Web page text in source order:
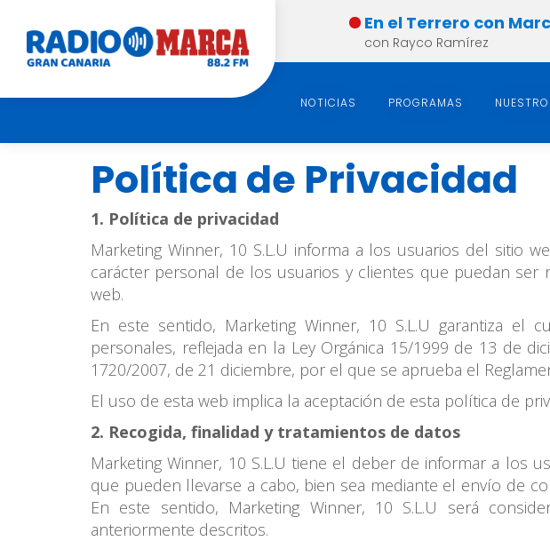
En el Terrero con
con Rayco Ramírez
NOTICIAS PROGRAMAS
Política de Privacidad
1. Política de privacidad
Marketing Winner, 10 S.L.U informa a los usuarios del sitio
carácter personal de los usuarios y clientes que puedan ser
web.
En este sentido, Marketing Winner, 10 S.L.U garantiza
personales, reflejada en la Ley Orgánica 15/1999 de 13 de
1720/2007, de 21 diciembre, por el que se aprueba el
El uso de esta web implica la aceptación de esta política de
2. Recogida, finalidad y tratamientos de datos
Marketing Winner, 10 S.L.U tiene el deber de informar a los
que pueden llevarse a cabo, bien sea mediante el envío de
En este sentido, Marketing Winner, 10 S.L.U será
anteriormente descritos.